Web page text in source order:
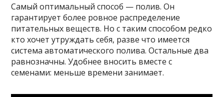
Самый оптимальный способ — полив. Он
гарантирует более ровное распределение
питательных веществ. Но с таким способом редко
кто хочет утруждать себя, разве что имеется
система автоматического полива. Остальные два
равнозначны. Удобнее вносить вместе с
семенами: меньше времени занимает.